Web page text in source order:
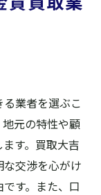
業者を選ぶこ
元の特性や顧
す。買取大吉
交渉を心がけ
す。また、口